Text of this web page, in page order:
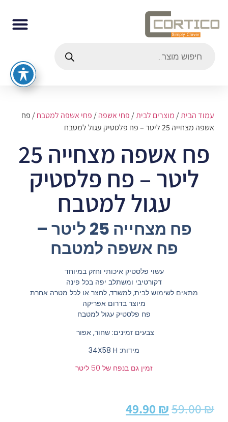
עמוד הבית/מוצרים לבית/פחי אשפה/פחי אשפה למטבח/ פח
אשפה מצחייה 25 ליטר – פח פלסטיק עגול למטבח
פח אשפה מצחייה 25
ליטר – פח פלסטיק
עגול למטבח
פח מצחייה 25 ליטר –
פח אשפה למטבח
עשוי פלסטיק איכותי וחזק במיוחד
דקורטיבי ומשתלב יפה בכל פינה
מתאים לשימוש לבית, למשרד, לחצר או לכל מטרה אחרת
מיוצר בדרום אפריקה
פח פלסטיק עגול למטבח
צבעים זמינים: שחור, אפור
מידות: 34X58 H
זמין גם בנפח של 50 ליטר
59.00₪
49.90 ₪